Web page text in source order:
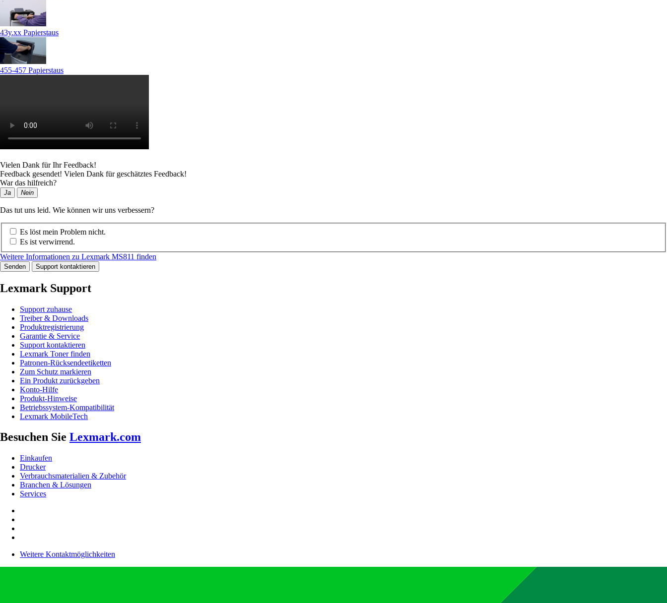
43y.xx Papierstaus
455-457 Papierstaus
Vielen Dank für Ihr Feedback!
Feedback gesendet! Vielen Dank für geschätztes Feedback!
War das hilfreich?
Ja Nein
Das tut uns leid. Wie können wir uns verbessern?
Es löst mein Problem nicht.
Es ist verwirrend.
Weitere Informationen zu Lexmark MS811 finden
Senden Support kontaktieren
Lexmark Support
Support zuhause
Treiber & Downloads
Produktregistrierung
Garantie & Service
Support kontaktieren
Lexmark Toner finden
Patronen-Rücksendeetiketten
Zum Schutz markieren
Ein Produkt zurückgeben
Konto-Hilfe
Produkt-Hinweise
Betriebssystem-Kompatibilität
Lexmark MobileTech
Besuchen Sie Lexmark.com
Einkaufen
Drucker
Verbrauchsmaterialien & Zubehör
Branchen & Lösungen
Services
Weitere Kontaktmöglichkeiten